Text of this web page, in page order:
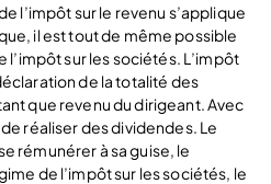
l’impôt sur le revenu s’applique
il est tout de même possible
sur les sociétés. L’impôt
de la totalité des
que revenu du dirigeant. Avec
réaliser des dividendes. Le
rémunérer à sa guise, le
de l’impôt sur les sociétés, le